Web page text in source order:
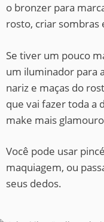
o bronzer para
rosto, criar sombras
Se tiver um pouco
um iluminador para
nariz e maças do
que vai fazer toda a
make mais
Você pode usar
maquiagem, ou
seus dedos.